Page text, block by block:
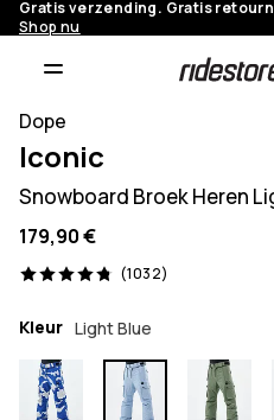
Gratis verzending. Gratis
Shop nu
Dope
Iconic
Snowboard Broek Heren
179,90 €
(1032)
1032 beoordelingen, 4.8/5
Kleur Light Blue